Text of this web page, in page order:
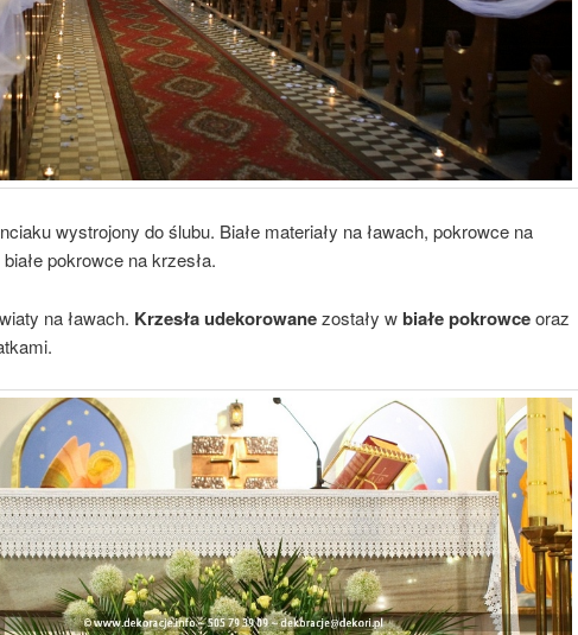
wystrojony do ślubu. Białe materiały na ławach, pokrowce na
pokrowce na krzesła.
na ławach. Krzesła udekorowanezostały wbiałe pokrowceoraz